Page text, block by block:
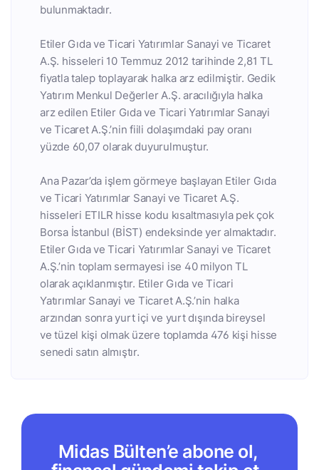
bulunmaktadır.
Etiler Gıda ve Ticari Yatırımlar Sanayi ve Ticaret
A.Ş. hisseleri 10 Temmuz 2012 tarihinde 2,81 TL
fiyatla talep toplayarak halka arz edilmiştir. Gedik
Yatırım Menkul Değerler A.Ş. aracılığıyla halka
arz edilen Etiler Gıda ve Ticari Yatırımlar Sanayi
ve Ticaret A.Ş.’nin fiili dolaşımdaki pay oranı
yüzde 60,07 olarak duyurulmuştur.
Ana Pazar’da işlem görmeye başlayan Etiler Gıda
ve Ticari Yatırımlar Sanayi ve Ticaret A.Ş.
hisseleri ETILR hisse kodu kısaltmasıyla pek çok
Borsa İstanbul (BİST) endeksinde yer almaktadır.
Etiler Gıda ve Ticari Yatırımlar Sanayi ve Ticaret
A.Ş.’nin toplam sermayesi ise 40 milyon TL
olarak açıklanmıştır. Etiler Gıda ve Ticari
Yatırımlar Sanayi ve Ticaret A.Ş.’nin halka
arzından sonra yurt içi ve yurt dışında bireysel
ve tüzel kişi olmak üzere toplamda 476 kişi hisse
senedi satın almıştır.
Midas Bülten’e abone ol,